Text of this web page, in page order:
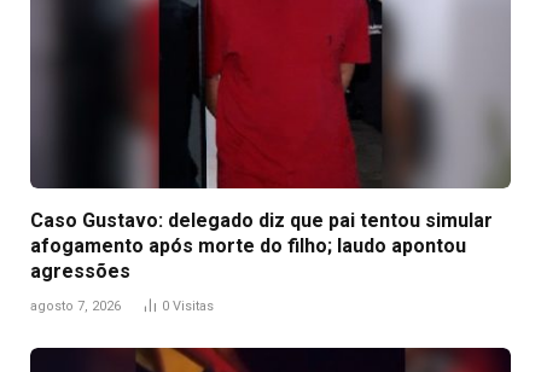
Caso Gustavo: delegado diz que pai tentou simular
afogamento após morte do filho; laudo apontou
agressões
agosto 7, 2026 0 Visitas